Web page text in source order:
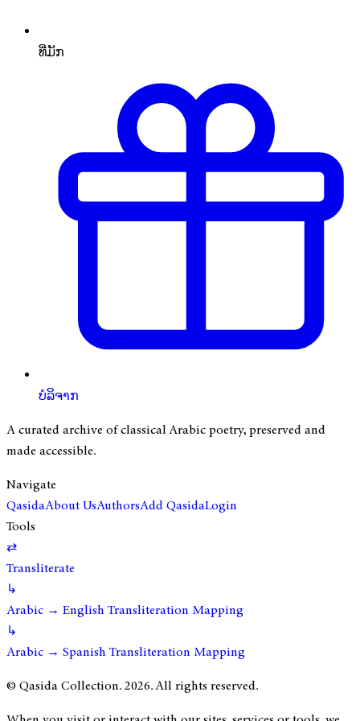
ທີ່ມັກ
ບໍລິຈາກ
A curated archive of classical Arabic poetry, preserved and
made accessible.
Navigate
QasidaAbout UsAuthorsAdd QasidaLogin
Tools
⇄
Transliterate
↳
Arabic → English Transliteration Mapping
↳
Arabic → Spanish Transliteration Mapping
© Qasida Collection.2026. All rights reserved.